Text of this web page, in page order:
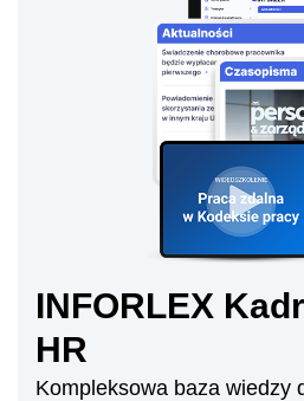
INFORLEX
HR
Kompleksowa baza wiedzy